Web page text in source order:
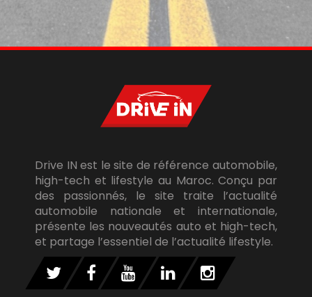
Drive IN est le site de référence automobile,
high-tech et lifestyle au Maroc. Conçu par
des passionnés, le site traite l’actualité
automobile nationale et internationale,
présente les nouveautés auto et high-tech,
et partage l’essentiel de l’actualité lifestyle.